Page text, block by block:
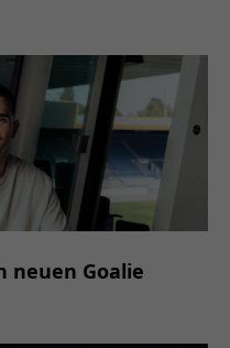
neuen Goalie